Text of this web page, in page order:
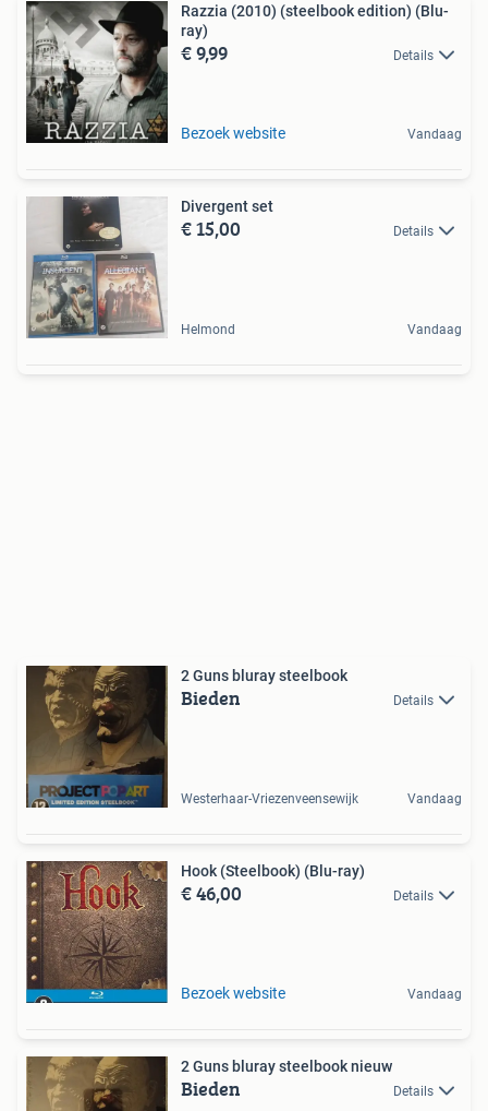
Razzia (2010) (steelbook edition) (Blu-
ray)
€ 9,99 Details
Bezoek website Vandaag
Divergent set
€ 15,00 Details
Helmond Vandaag
2 Guns bluray steelbook
Bieden Details
Westerhaar-Vriezenveensewijk Vandaag
Hook (Steelbook) (Blu-ray)
€ 46,00 Details
Bezoek website Vandaag
2 Guns bluray steelbook nieuw
Bieden Details